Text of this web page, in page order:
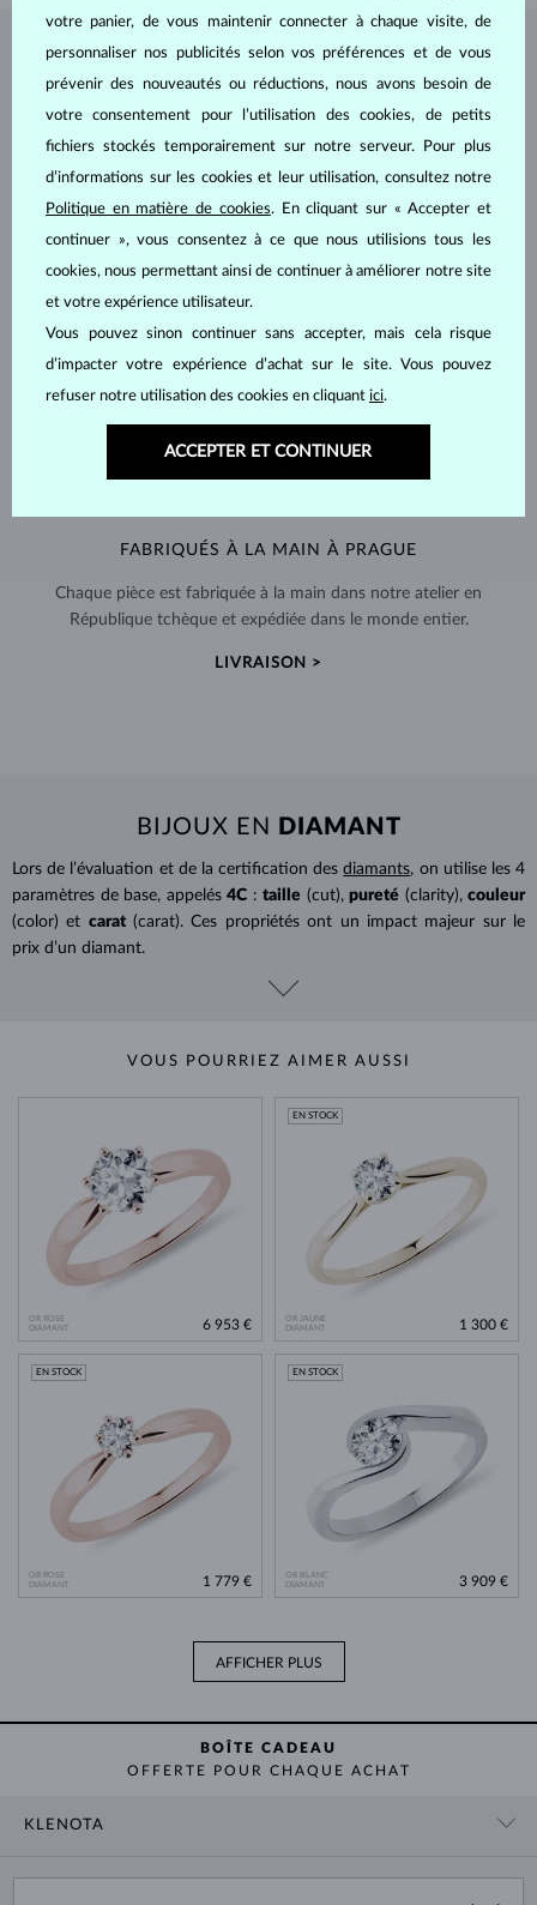
BIJOUX DEL'ATELIER KLENOTA
FABRIQUÉS À LA MAIN À PRAGUE
Chaque pièce est fabriquée à la main dans notre atelier en
République tchèque et expédiée dans le monde entier.
LIVRAISON >
BIJOUX EN DIAMANT
Lors de l’évaluation et de la certification desdiamants, on utilise les 4
paramètres de base, appelés 4C : taille (cut), pureté (clarity), couleur
(color) et carat (carat). Ces propriétés ont un impact majeur sur le
prix d’un diamant.
VOUS POURRIEZ AIMER AUSSI
OR ROSE
DIAMANT
6 953 €
OR JAUNE
DIAMANT
EN STOCK
1 300 €
OR ROSE
DIAMANT
EN STOCK
1 779 €
OR BLANC
DIAMANT
EN STOCK
3 909 €
AFFICHER PLUS
BOÎTE CADEAU
OFFERTE POUR CHAQUE ACHAT
KLENOTA
votre panier, de vous maintenir connecter à chaque visite, de
personnaliser nos publicités selon vos préférences et de vous
prévenir des nouveautés ou réductions, nous avons besoin de
votre consentement pour l’utilisation des cookies, de petits
fichiers stockés temporairement sur notre serveur. Pour plus
d’informations sur les cookies et leur utilisation, consultez notre
Politique en matière de cookies. En cliquant sur « Accepter et
continuer », vous consentez à ce que nous utilisions tous les
cookies, nous permettant ainsi de continuer à améliorer notre site
et votre expérience utilisateur.
Vous pouvez sinon continuer sans accepter, mais cela risque
d’impacter votre expérience d’achat sur le site. Vous pouvez
refuser notre utilisation des cookies en cliquant ici.
ACCEPTER ET CONTINUER